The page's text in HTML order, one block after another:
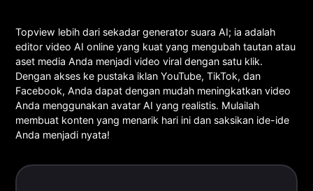
Topview lebih dari sekadar generator suara AI; ia adalah
editor video AI online yang kuat yang mengubah tautan atau
aset media Anda menjadi video viral dengan satu klik.
Dengan akses ke pustaka iklan YouTube, TikTok, dan
Facebook, Anda dapat dengan mudah meningkatkan video
Anda menggunakan avatar AI yang realistis. Mulailah
membuat konten yang menarik hari ini dan saksikan ide-ide
Anda menjadi nyata!